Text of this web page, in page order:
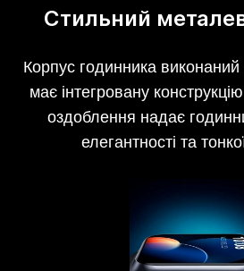
Стильний
Корпус годинника виконаний
має інтегровану
оздоблення надає
елегантності та